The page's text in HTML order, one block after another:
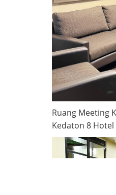
Ruang Meeting
Kedaton 8